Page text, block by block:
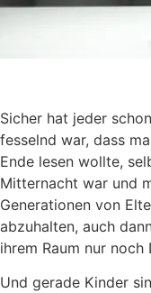
Sicher hat jeder
fesselnd war, dass
Ende lesen wollte,
Mitternacht war und
Generationen von
abzuhalten, auch
ihrem Raum nur noch
Und gerade Kinder